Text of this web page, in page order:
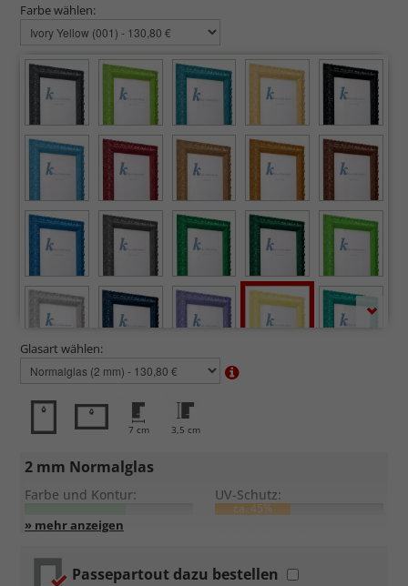
Farbe wählen:
Glasart wählen:
7 cm 3,5 cm
2 mm Normalglas
Farbe und Kontur: UV-Schutz:
ca. 45%
Entspiegelung:
Standardglasin hochwertiger Floatglas-Qualität.
Passepartout dazu bestellen